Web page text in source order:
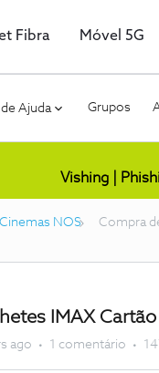
Fibra Móvel 5G
Ajuda Grupos
Vishing |
Cinemas NOS Compra
IMAX Cartão
ago 1 comentário